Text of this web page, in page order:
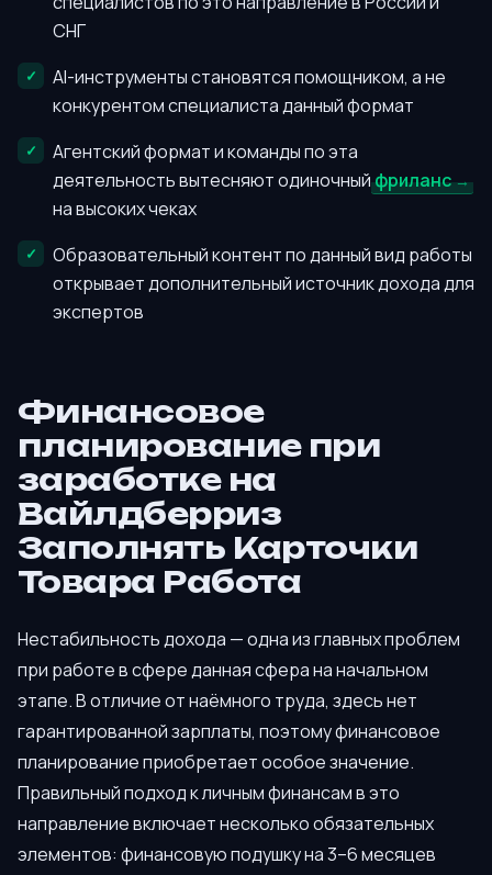
СНГ
AI-инструменты становятся помощником, а не
конкурентом специалиста данный формат
Агентский формат и команды по эта
деятельность вытесняют одиночныйфриланс
на высоких чеках
Образовательный контент по данный вид работы
открывает дополнительный источник дохода для
экспертов
Финансовое
планирование при
заработке на
Вайлдберриз
Заполнять Карточки
Товара Работа
Нестабильность дохода — одна из главных проблем
при работе в сфере данная сфера на начальном
этапе. В отличие от наёмного труда, здесь нет
гарантированной зарплаты, поэтому финансовое
планирование приобретает особое значение.
Правильный подход к личным финансам в это
направление включает несколько обязательных
элементов: финансовую подушку на 3–6 месяцев